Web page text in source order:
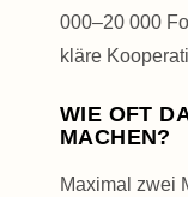
000–20 000
kläre
WIE OFT
MACHEN?
Maximal zwei